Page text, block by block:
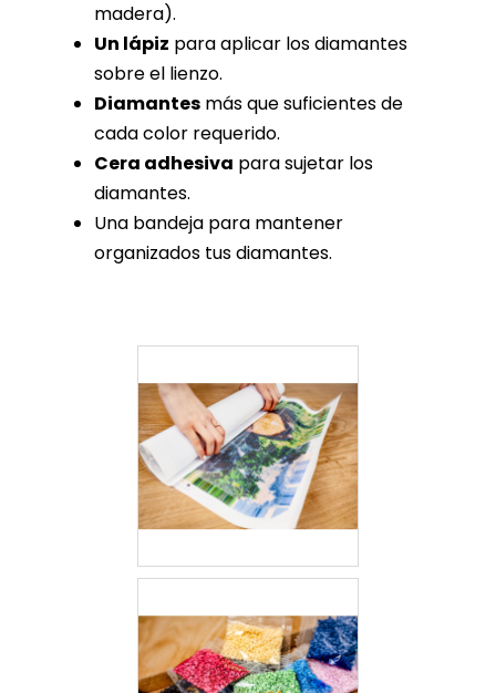
madera).
Un lápiz para aplicar los diamantes
sobre el lienzo.
Diamantes más que suficientes de
cada color requerido.
Cera adhesiva para sujetar los
diamantes.
Una bandeja para mantener
organizados tus diamantes.